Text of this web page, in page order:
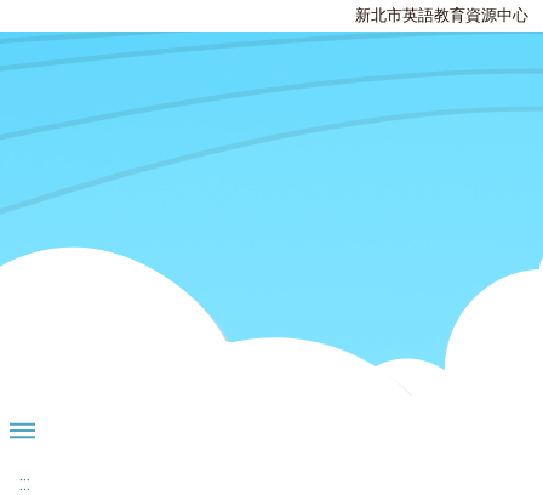
新北市英語教育資源中心
:::